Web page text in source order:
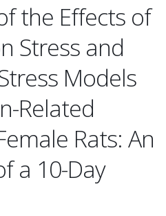
the Effects of
Stress and
Models
Related
Rats: An
a 10-Day